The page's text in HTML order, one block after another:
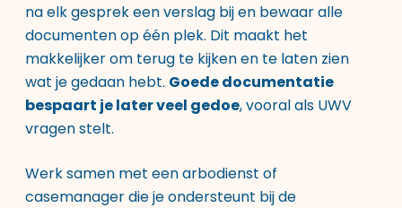
na elk gesprek een verslag bij en bewaar alle
documenten op één plek. Dit maakt het
makkelijker om terug te kijken en te laten zien
wat je gedaan hebt. Goede documentatie
bespaart je later veel gedoe, vooral als UWV
vragen stelt.
Werk samen met een arbodienst of
casemanager die je ondersteunt bij de